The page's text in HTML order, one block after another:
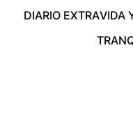
DIARIO EXTRAVIDA